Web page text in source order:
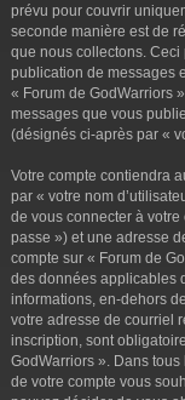
prévu pour couvrir
seconde manière est de
que nous collectons.
publication de messages
« Forum de GodWarriors
messages que vous
(désignés ci-après par «
Votre compte contiendra
par « votre nom
de vous connecter à
passe ») et une adresse
compte sur « Forum de
des données applicables
informations, en-dehors
votre adresse de courriel
inscription, sont
GodWarriors ». Dans
de votre compte vous